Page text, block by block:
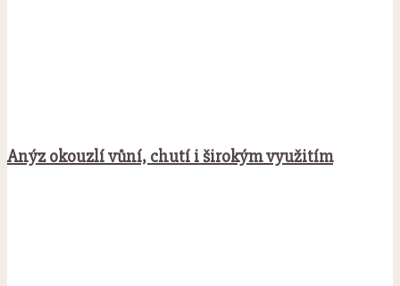
Anýz okouzlí vůní, chutí i širokým využitím